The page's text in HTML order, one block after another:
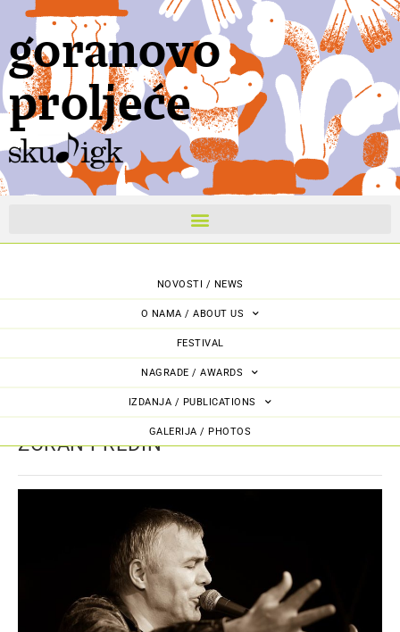
goranovo
proljeće
NOVOSTI / NEWS
O NAMA / ABOUT US
FESTIVAL
NAGRADE / AWARDS
IZDANJA / PUBLICATIONS
GALERIJA / PHOTOS
ZORAN PREDIN